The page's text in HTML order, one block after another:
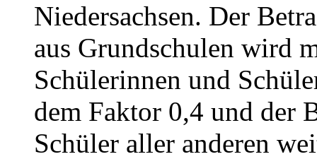
Niedersachsen. Der
aus Grundschulen wird
Schülerinnen und
dem Faktor 0,4 und der
Schüler aller anderen